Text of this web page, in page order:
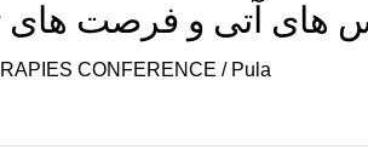
CONFERENCE / Pula
های آتی و فرصت های